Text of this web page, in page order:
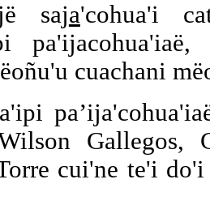
saja'cohua'i
cuachani
Gallegos,
cui'ne te'i